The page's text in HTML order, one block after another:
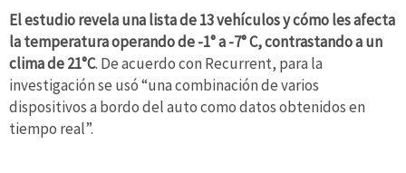
El estudio revela una lista de 13 vehículos y cómo les afecta
la temperatura operando de -1° a -7° C, contrastando a un
clima de 21°C. De acuerdo con Recurrent, para la
investigación se usó “una combinación de varios
dispositivos a bordo del auto como datos obtenidos en
tiempo real”.